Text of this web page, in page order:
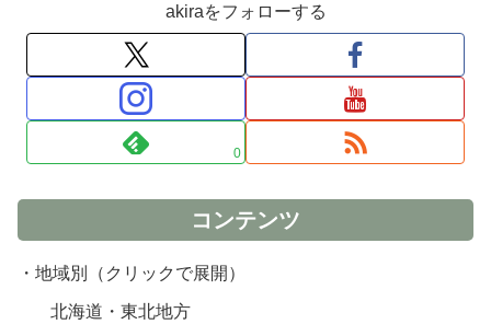
akiraをフォローする
0
コンテンツ
・地域別（クリックで展開）
北海道・東北地方